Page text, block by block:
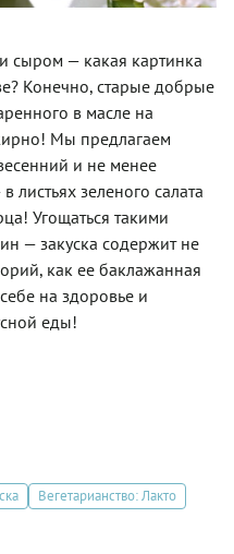
сыром — какая картинка
Конечно, старые добрые
в масле на
Мы предлагаем
и не менее
листьях зеленого салата
Угощаться такими
— закуска содержит не
как ее баклажанная
на здоровье и
еды!
Вегетарианство: Лакто